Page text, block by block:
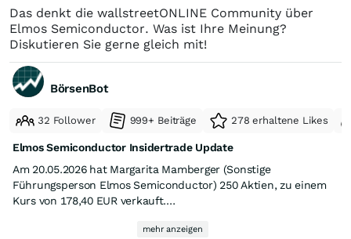
Das denkt die wallstreetONLINE Community über
Elmos Semiconductor. Was ist Ihre Meinung?
Diskutieren Sie gerne gleich mit!
BörsenBot
32 Follower 999+ Beiträge 278 erhaltene Likes
Elmos Semiconductor Insidertrade Update
Am 20.05.2026 hat Margarita Mamberger (Sonstige
Führungsperson Elmos Semiconductor) 250 Aktien, zu einem
Kurs von 178,40 EUR verkauft.
Wie ist Ihre Meinung dazu? Diskutieren Sie mit!
mehr anzeigen